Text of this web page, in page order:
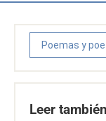
Poemas y
Leer